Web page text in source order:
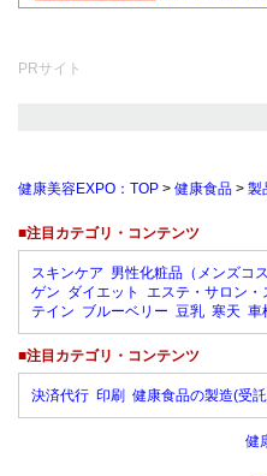
PRサイト
健康美容EXPO：TOP > 健康食品 > 製
■注目カテゴリ・コンテンツ
スキンケア 男性化粧品（メンズコス
ゲン ダイエット エステ・サロン・
テイン ブルーベリー 豆乳 寒天 車
■注目カテゴリ・コンテンツ
決済代行 印刷 健康食品の製造(受
健